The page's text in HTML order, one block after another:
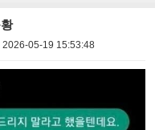
2026-05-19 15:53:48